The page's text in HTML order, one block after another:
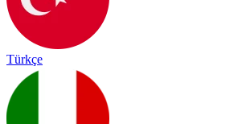
Türkçe